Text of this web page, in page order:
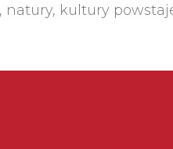
natury, kultury